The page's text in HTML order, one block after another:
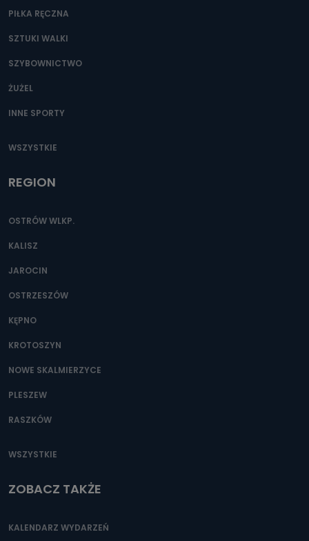
PIŁKA RĘCZNA
SZTUKI WALKI
SZYBOWNICTWO
ŻUŻEL
INNE SPORTY
WSZYSTKIE
REGION
OSTRÓW WLKP.
KALISZ
JAROCIN
OSTRZESZÓW
KĘPNO
KROTOSZYN
NOWE SKALMIERZYCE
PLESZEW
RASZKÓW
WSZYSTKIE
ZOBACZ TAKŻE
KALENDARZ WYDARZEŃ